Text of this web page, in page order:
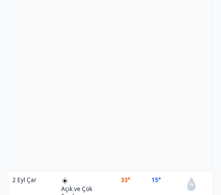
2 Eyl Çar ☀️
Açık ve Çok
33° 15°
0%